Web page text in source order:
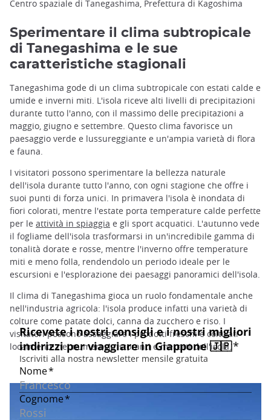
Centro spaziale di Tanegashima, Prefettura di Kagoshima
Sperimentare il clima subtropicale
di Tanegashima e le sue
caratteristiche stagionali
Tanegashima gode di un clima subtropicale con estati calde e
umide e inverni miti. L'isola riceve alti livelli di precipitazioni
durante tutto l'anno, con il massimo delle precipitazioni a
maggio, giugno e settembre. Questo clima favorisce un
paesaggio verde e lussureggiante e un'ampia varietà di flora
e fauna.
I visitatori possono sperimentare la bellezza naturale
dell'isola durante tutto l'anno, con ogni stagione che offre i
suoi punti di forza unici. In primavera l'isola è inondata di
fiori colorati, mentre l'estate porta temperature calde perfette
per le attività in spiaggia e gli sport acquatici. L'autunno vede
il fogliame dell'isola trasformarsi in un'incredibile gamma di
tonalità dorate e rosse, mentre l'inverno offre temperature
miti e meno folla, rendendolo un periodo ideale per le
escursioni e l'esplorazione dei paesaggi panoramici dell'isola.
Il clima di Tanegashima gioca un ruolo fondamentale anche
nell'industria agricola: l'isola produce infatti una varietà di
colture come patate dolci, canna da zucchero e riso. I
visitatori possono assaggiare i prodotti freschi e coltivati
localmente nei numerosi ristoranti e mercati dell'isola.